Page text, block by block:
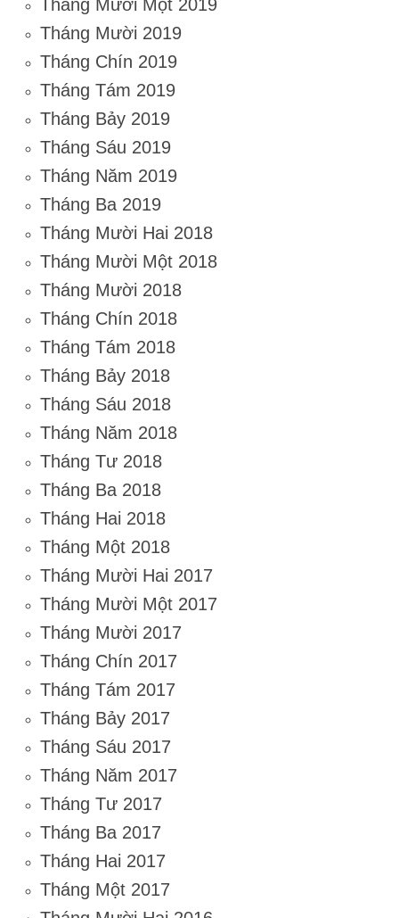
Tháng Mười Một 2019
Tháng Mười 2019
Tháng Chín 2019
Tháng Tám 2019
Tháng Bảy 2019
Tháng Sáu 2019
Tháng Năm 2019
Tháng Ba 2019
Tháng Mười Hai 2018
Tháng Mười Một 2018
Tháng Mười 2018
Tháng Chín 2018
Tháng Tám 2018
Tháng Bảy 2018
Tháng Sáu 2018
Tháng Năm 2018
Tháng Tư 2018
Tháng Ba 2018
Tháng Hai 2018
Tháng Một 2018
Tháng Mười Hai 2017
Tháng Mười Một 2017
Tháng Mười 2017
Tháng Chín 2017
Tháng Tám 2017
Tháng Bảy 2017
Tháng Sáu 2017
Tháng Năm 2017
Tháng Tư 2017
Tháng Ba 2017
Tháng Hai 2017
Tháng Một 2017